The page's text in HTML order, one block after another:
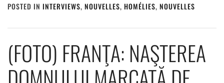
POSTED IN INTERVIEWS, NOUVELLES, HOMÉLIES, NOUVELLES
(FOTO) FRANŢA: NAŞTEREA